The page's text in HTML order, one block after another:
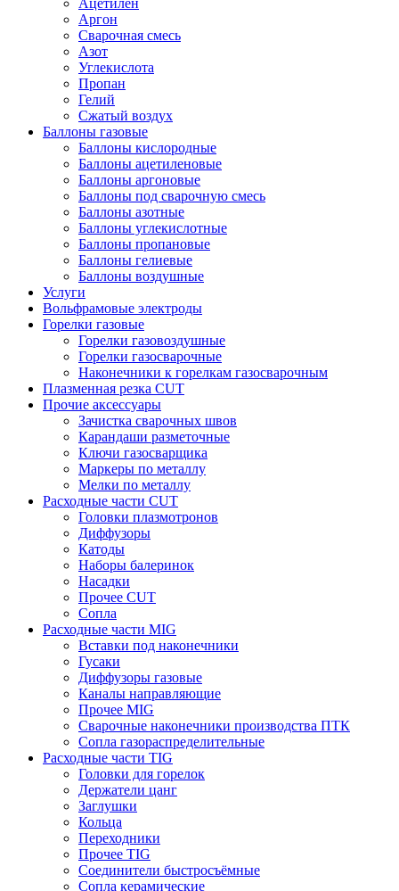
Ацетилен
Аргон
Сварочная смесь
Азот
Углекислота
Пропан
Гелий
Сжатый воздух
Баллоны газовые
Баллоны кислородные
Баллоны ацетиленовые
Баллоны аргоновые
Баллоны под сварочную смесь
Баллоны азотные
Баллоны углекислотные
Баллоны пропановые
Баллоны гелиевые
Баллоны воздушные
Услуги
Вольфрамовые электроды
Горелки газовые
Горелки газовоздушные
Горелки газосварочные
Наконечники к горелкам газосварочным
Плазменная резка CUT
Прочие аксессуары
Зачистка сварочных швов
Карандаши разметочные
Ключи газосварщика
Маркеры по металлу
Мелки по металлу
Расходные части CUT
Головки плазмотронов
Диффузоры
Катоды
Наборы балеринок
Насадки
Прочее CUT
Сопла
Расходные части MIG
Вставки под наконечники
Гусаки
Диффузоры газовые
Каналы направляющие
Прочее MIG
Сварочные наконечники производства ПТК
Сопла газораспределительные
Расходные части TIG
Головки для горелок
Держатели цанг
Заглушки
Кольца
Переходники
Прочее TIG
Соединители быстросъёмные
Сопла керамические